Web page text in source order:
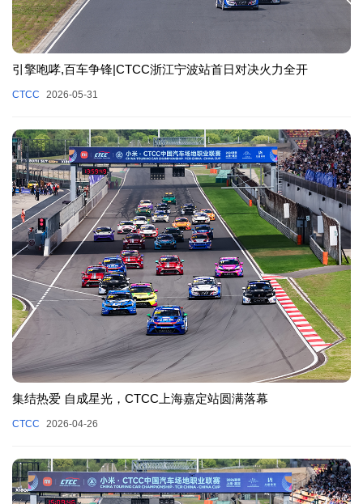
引擎咆哮,百车争锋|CTCC浙江宁波站首日对决火力全开
CTCC 2026-05-31
集结热爱 自成星光，CTCC上海嘉定站圆满落幕
CTCC 2026-04-26